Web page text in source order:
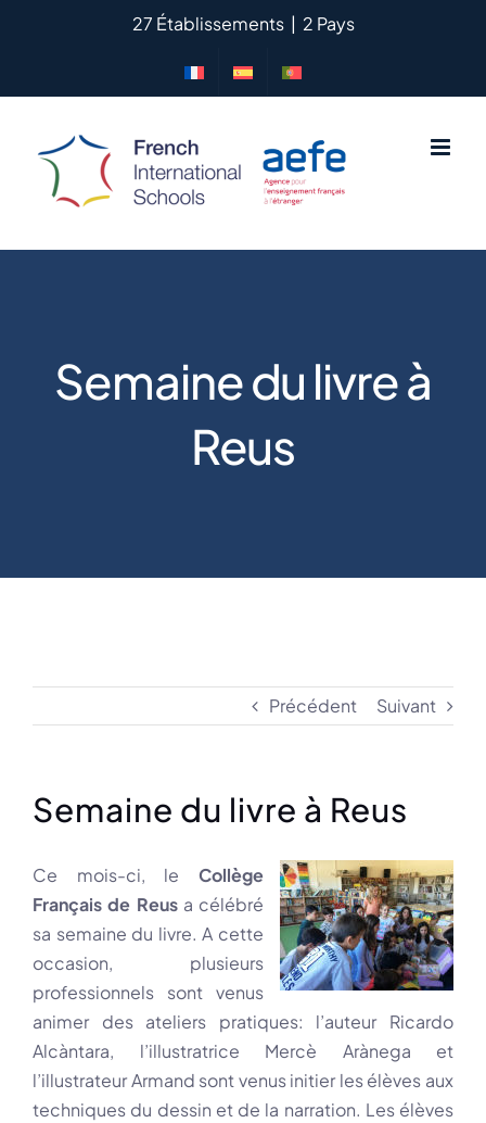
27 Établissements | 2 Pays
Semaine du livre à
Reus
Précédent Suivant
Semaine du livre à Reus
Ce mois-ci, le Collège
Français de Reusa célébré
sa semaine du livre. A cette
occasion, plusieurs
professionnels sont venus
animer des ateliers pratiques: l’auteur Ricardo
Alcàntara, l’illustratrice Mercè Arànega et
l’illustrateur Armand sont venus initier les élèves aux
techniques du dessin et de la narration. Les élèves